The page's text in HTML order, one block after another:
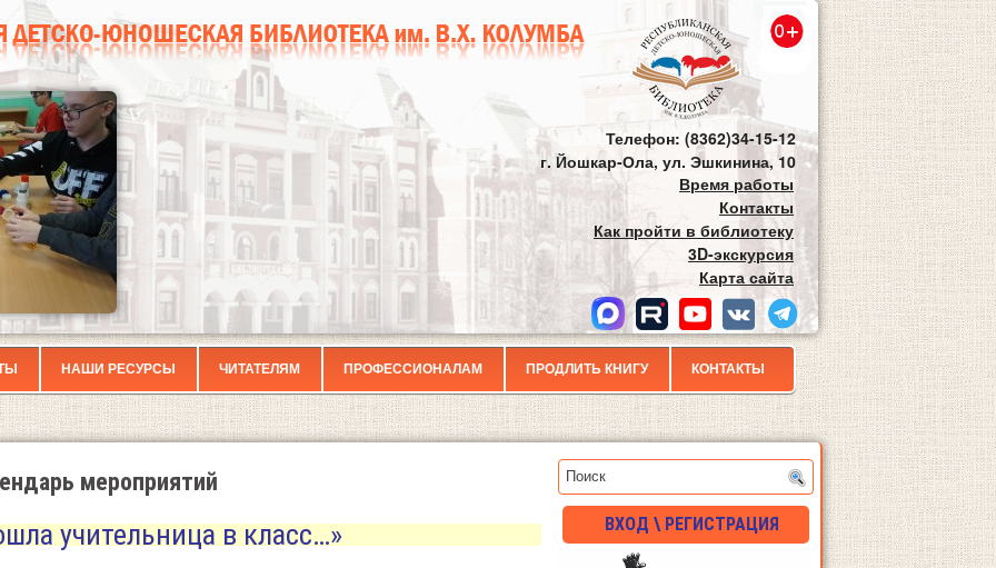
Телефон: (8362)34-15-12
г. Йошкар-Ола, ул. Эшкинина, 10
Время работы
Контакты
Как пройти в библиотеку
3D-экскурсия
Карта сайта
НАШИ РЕСУРСЫ ЧИТАТЕЛЯМ ПРОФЕССИОНАЛАМ ПРОДЛИТЬ КНИГУ КОНТАКТЫ
мероприятий
учительница в класс…» ВХОД \ РЕГИСТРАЦИЯ